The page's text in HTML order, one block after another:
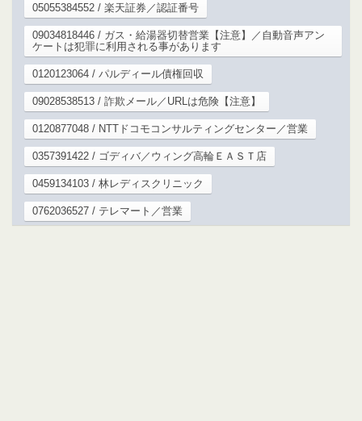
05055384552 / 楽天証券／認証番号
09034818446 / ガス・給湯器切替営業【注意】／自動音声アン
ケートは犯罪に利用される事があります
0120123064 / パルディール債権回収
09028538513 / 詐欺メール／URLは危険【注意】
0120877048 / NTTドコモコンサルティングセンター／営業
0357391422 / ゴディバ／ウィング高輪ＥＡＳＴ店
0459134103 / 林レディスクリニック
0762036527 / テレマート／営業